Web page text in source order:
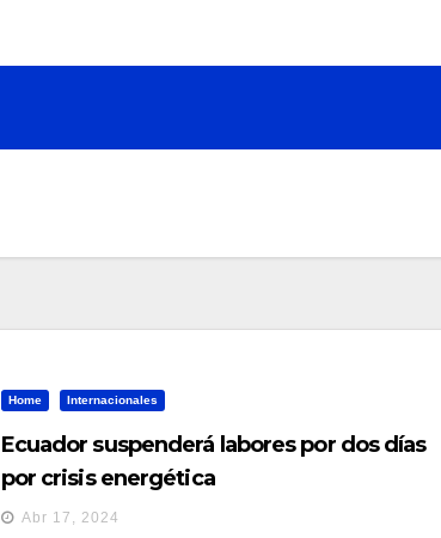
Home Internacionales
Ecuador suspenderá labores por dos días
por crisis energética
Abr 17, 2024